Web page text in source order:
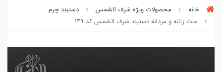
خانه محصولات ویژه شرف الشمس
دستبند چرم
ست زنانه و مردانه دستبند شرف الشمس کد 149